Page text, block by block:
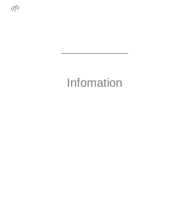
🌱
Infomation